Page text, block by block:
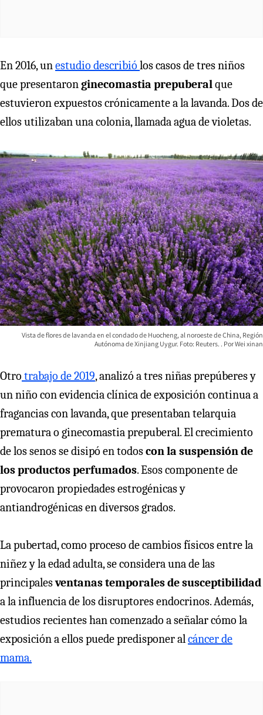
En 2016, unestudio describió los casos de tres niños
que presentaronginecomastia prepuberalque
estuvieron expuestos crónicamente a la lavanda. Dos de
ellos utilizaban una colonia, llamada agua de violetas.
Vista de flores de lavanda en el condado de Huocheng, al noroeste de China, Región
Autónoma de Xinjiang Uygur. Foto: Reuters.
Wei xinan
Otro trabajo de 2019, analizó a tres niñas prepúberes y
un niño con evidencia clínica de exposición continua a
fragancias con lavanda, que presentaban telarquia
prematura o ginecomastia prepuberal. El crecimiento
de los senos se disipó en todoscon la suspensión de
los productos perfumados. Esos componente de
provocaron propiedades estrogénicas y
antiandrogénicas en diversos grados.
La pubertad, como proceso de cambios físicos entre la
niñez y la edad adulta, se considera una de las
principalesventanas temporales de susceptibilidad
a la influencia de los disruptores endocrinos. Además,
estudios recientes han comenzado a señalar cómo la
exposición a ellos puede predisponer alcáncer de
mama.